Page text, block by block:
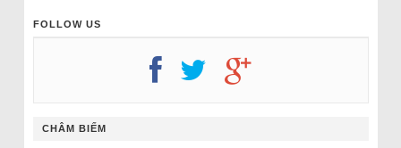
FOLLOW US
CHÂM BIẾM